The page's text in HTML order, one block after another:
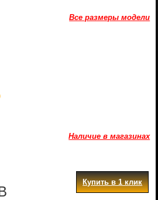
Все размеры модели
Наличие в магазинах
Купить в 1 клик